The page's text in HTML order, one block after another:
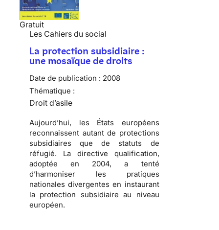
Gratuit
Les Cahiers du social
La protection subsidiaire :
une mosaïque de droits
Date de publication : 2008
Thématique :
Droit d’asile
Aujourd’hui, les États européens
reconnaissent autant de protections
subsidiaires que de statuts de
réfugié. La directive qualification,
adoptée en 2004, a tenté
d’harmoniser les pratiques
nationales divergentes en instaurant
la protection subsidiaire au niveau
européen.